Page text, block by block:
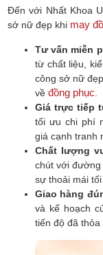
Đến với Nhất Khoa
sở nữ đẹp khi may
Tư vấn miễn
từ chất liệu,
công sở nữ
về đồng phục
Giá trực tiếp
tối ưu chi phí
giá cạnh tranh
Chất lượng
chút với
sự thoải mái
Giao hàng
và kế hoạch
tiến độ đã thỏa